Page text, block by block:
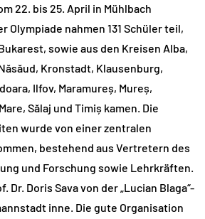
22. bis 25. April in Mühlbach
Olympiade nahmen 131 Schüler teil,
sowie aus den Kreisen Alba,
Kronstadt, Klausenburg,
Ilfov, Maramureș, Mureș,
Sălaj und Timiș kamen. Die
wurde von einer zentralen
bestehend aus Vertretern des
und Forschung sowie Lehrkräften.
Dr. Doris Sava von der „Lucian Blaga“-
inne. Die gute Organisation